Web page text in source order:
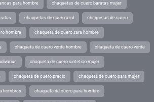
para hombre chaquetas de cuero baratas mujer
chaquetas de cuero azul chaquetas de cuero
hombre chaqueta de cuero zara hombre
chaqueta de cuero verde hombre chaqueta de cuero verde
chaqueta de cuero sintetico mujer
chaqueta de cuero precio chaqueta de cuero para mujer
hombres chaqueta de cuero para hombre